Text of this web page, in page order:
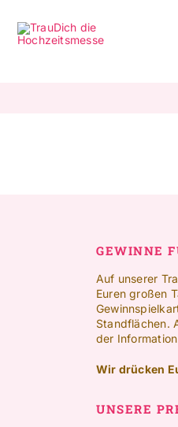
Inhalt
springen
GEWINNE
Auf unserer
Euren großen
Standflächen.
der
Wir drücken
UNSERE